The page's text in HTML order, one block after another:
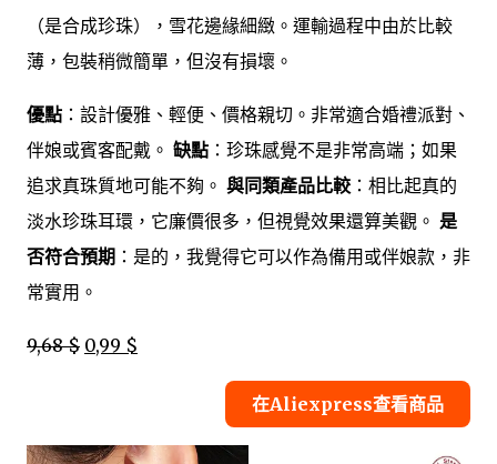
（是合成珍珠），雪花邊緣細緻。運輸過程中由於比較
薄，包裝稍微簡單，但沒有損壞。
優點 ：設計優雅、輕便、價格親切。非常適合婚禮派對、
伴娘或賓客配戴。 缺點 ：珍珠感覺不是非常高端；如果
追求真珠質地可能不夠。 與同類產品比較 ：相比起真的
淡水珍珠耳環，它廉價很多，但視覺效果還算美觀。 是
否符合預期 ：是的，我覺得它可以作為備用或伴娘款，非
常實用。
9,68 $ 0,99 $
在Aliexpress查看商品